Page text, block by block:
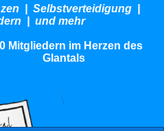
| Selbstverteidigung |
| und mehr
Mitgliedern im Herzen des
Glantals